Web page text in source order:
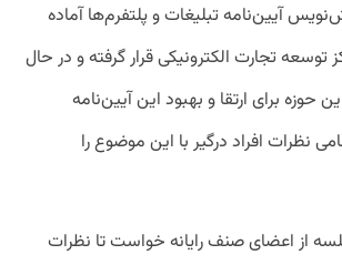
آیین‌نامه تبلیغات و پلتفرم‌ها آماده
توسعه تجارت الکترونیکی قرار گرفته و در حال
حوزه برای ارتقا و بهبود این آیین‌نامه
نظرات افراد درگیر با این موضوع را
از اعضای صنف رایانه خواست تا نظرات